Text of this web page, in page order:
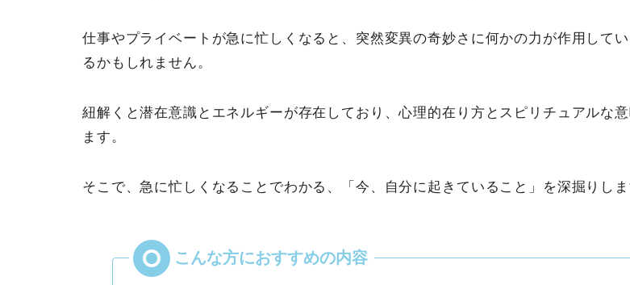
仕事やプライベートが急に忙しくなると、突然変異の奇妙さに何かの力が作用して
るかもしれません。
紐解くと潜在意識とエネルギーが存在しており、心理的在り方とスピリチュアルな
ます。
そこで、急に忙しくなることでわかる、「今、自分に起きていること」を深掘りしま